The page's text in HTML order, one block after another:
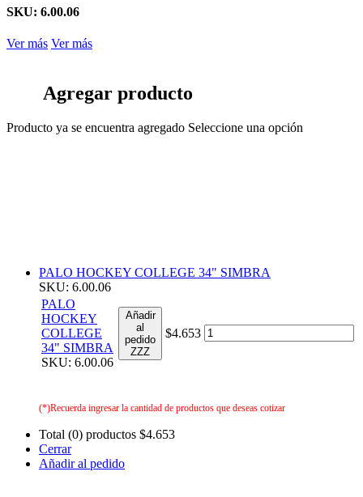
SKU: 6.00.06
Ver más Ver más
Agregar producto
Producto ya se encuentra agregado Seleccione una opción
PALO HOCKEY COLLEGE 34" SIMBRA
SKU: 6.00.06
PALO
HOCKEY
COLLEGE
34" SIMBRA
SKU: 6.00.06
Añadir
al
pedido
ZZZ
$4.653
(*)Recuerda ingresar la cantidad de productos que deseas cotizar
Total (0) productos $4.653
Cerrar
Añadir al pedido